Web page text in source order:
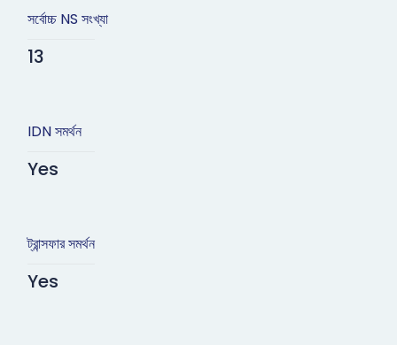
সর্বোচ্চ NS সংখ্যা
13
IDN সমর্থন
Yes
ট্রান্সফার সমর্থন
Yes